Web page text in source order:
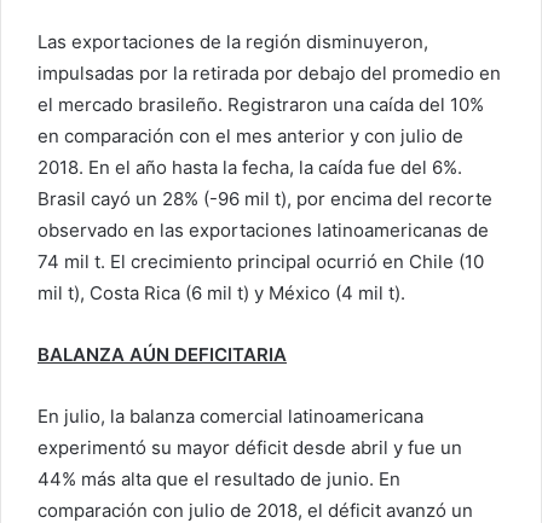
Las exportaciones de la región disminuyeron,
impulsadas por la retirada por debajo del promedio en
el mercado brasileño. Registraron una caída del 10%
en comparación con el mes anterior y con julio de
2018. En el año hasta la fecha, la caída fue del 6%.
Brasil cayó un 28% (-96 mil t), por encima del recorte
observado en las exportaciones latinoamericanas de
74 mil t. El crecimiento principal ocurrió en Chile (10
mil t), Costa Rica (6 mil t) y México (4 mil t).
BALANZA AÚN DEFICITARIA
En julio, la balanza comercial latinoamericana
experimentó su mayor déficit desde abril y fue un
44% más alta que el resultado de junio. En
comparación con julio de 2018, el déficit avanzó un